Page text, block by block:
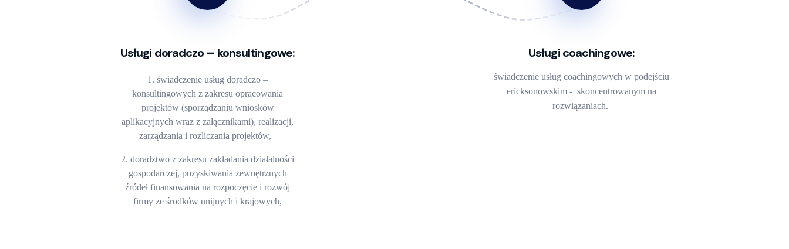
Usługi doradczo – konsultingowe:
świadczenie usług doradczo –
konsultingowych z zakresu opracowania
projektów (sporządzaniu wniosków
aplikacyjnych wraz z załącznikami), realizacji,
zarządzania i rozliczania projektów,
doradztwo z zakresu zakładania działalności
gospodarczej, pozyskiwania zewnętrznych
źródeł finansowania na rozpoczęcie i rozwój
firmy ze środków unijnych i krajowych,
Usługi coachingowe:
świadczenie usług coachingowych w podejściu
ericksonowskim - skoncentrowanym na
rozwiązaniach.